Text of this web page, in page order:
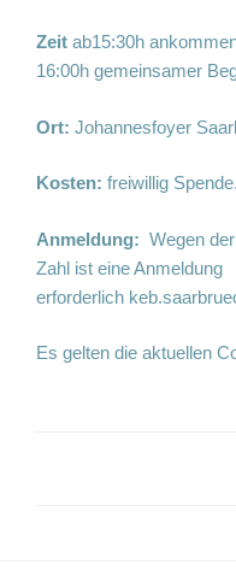
Zeit ab15:30h
16:00h gemeinsamer
Ort: Johannesfoyer
Kosten: freiwillig Spende.
Anmeldung: Wegen
Zahl ist eine Anmeldung
erforderlich
Es gelten die aktuellen